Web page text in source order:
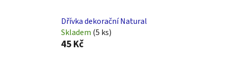
Dřívka dekorační Natural
Skladem (5 ks)
45 Kč